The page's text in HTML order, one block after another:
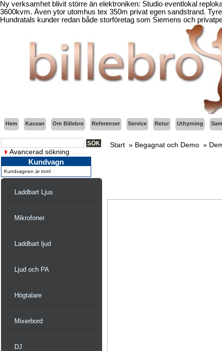
Ny verksamhet blivit större än elektroniken: Studio eventlokal
3600kvm. Även ytor utomhus tex 350m privat egen sandstrand.
Hundratals kunder redan både storföretag som Siemens och
Hem Kassan Om Billebro Referenser Service Retur Uthyrning
Avancerad sökning
Kundvagn
Kundvagnen är tom!
Laddbart Ljus
Mikrofoner
Laddbart ljud
Ljud och PA
Högtalare
Mixerbord
DJ
Start » Begagnat och Demo »